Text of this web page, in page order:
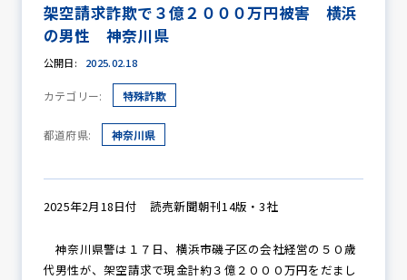
犯罪トピックス
防犯活動ニュース
防犯パトロール
防犯セミナー
架空請求詐欺で３億２０００万円被害 横浜
の男性 神奈川県
公開日: 2025.02.18
カテゴリー: 特殊詐欺
都道府県: 神奈川県
2025年2月18日付 読売新聞朝刊14版・3社
神奈川県警は１７日、横浜市磯子区の会社経営の５０歳
代男性が、架空請求で現金計約３億２０００万円をだまし